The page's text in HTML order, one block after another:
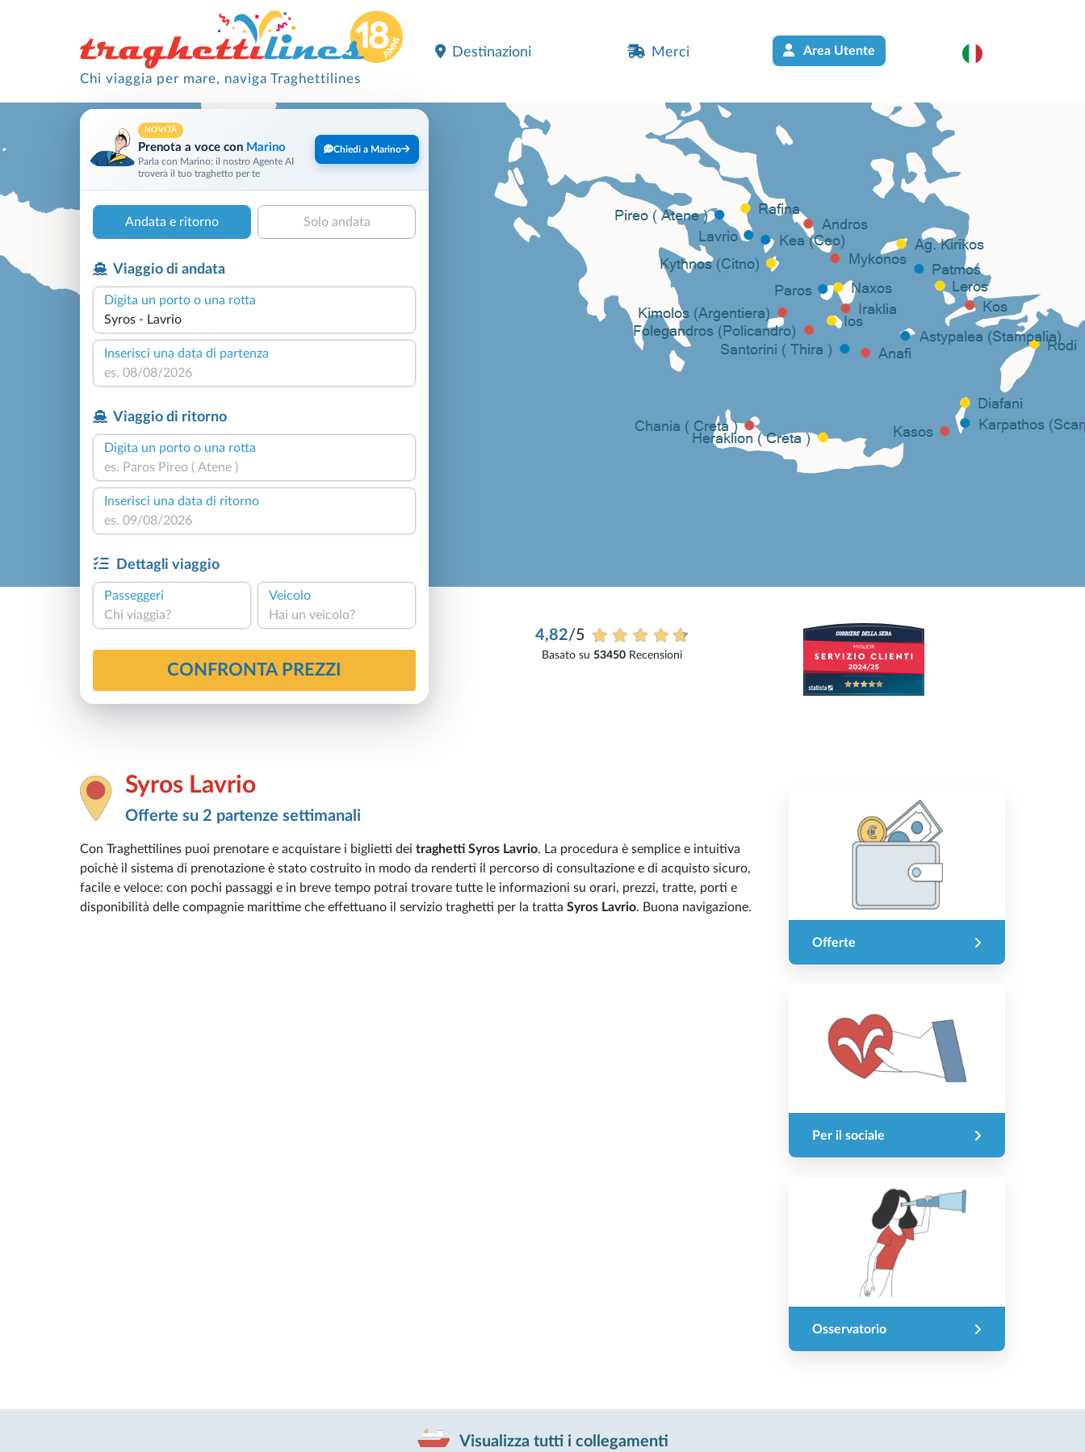
Chi viaggia per mare, naviga Traghettilines
Destinazioni Merci Area Utente
NOVITÀ
Prenota a voce con Marino
Parla con Marino: il nostro Agente AI
troverà il tuo traghetto per te
Chiedi a Marino
Andata e ritorno Solo andata
Viaggio di andata
Digita un porto o una rotta
Inserisci una data di partenza
Viaggio di ritorno
Digita un porto o una rotta
Inserisci una data di ritorno
Dettagli viaggio
Passeggeri
Chi viaggia?
Veicolo
Hai un veicolo?
CONFRONTA PREZZI
4,82/5
Basato su53450 Recensioni
Syros Lavrio
Offerte su 2 partenze settimanali
Con Traghettilines puoi prenotare e acquistare i biglietti dei traghetti Syros Lavrio. La procedura è semplice e intuitiva
poichè il sistema di prenotazione è stato costruito in modo da renderti il percorso di consultazione e di acquisto sicuro,
facile e veloce: con pochi passaggi e in breve tempo potrai trovare tutte le informazioni su orari, prezzi, tratte, porti e
disponibilità delle compagnie marittime che effettuano il servizio traghetti per la tratta Syros Lavrio. Buona navigazione.
Offerte
Per il sociale
Osservatorio
Visualizza tutti i collegamenti